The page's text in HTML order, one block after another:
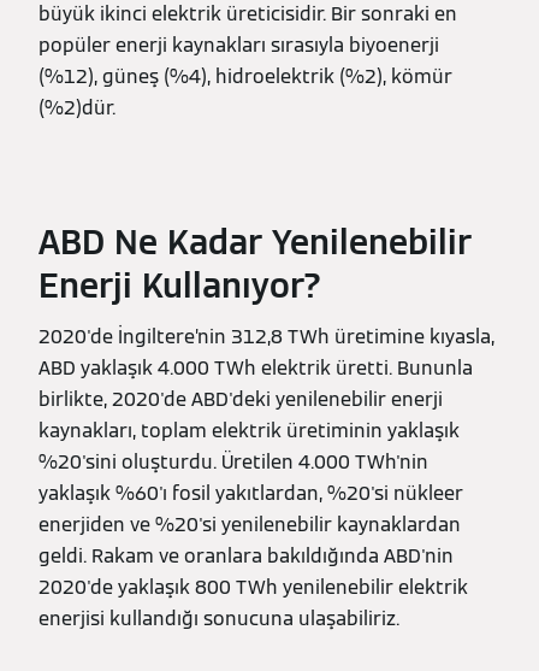
büyük ikinci elektrik üreticisidir. Bir sonraki en
popüler enerji kaynakları sırasıyla biyoenerji
(%12), güneş (%4), hidroelektrik (%2), kömür
(%2)dür.
ABD Ne Kadar Yenilenebilir
Enerji Kullanıyor?
2020'de İngiltere’nin 312,8 TWh üretimine kıyasla,
ABD yaklaşık 4.000 TWh elektrik üretti. Bununla
birlikte, 2020'de ABD'deki yenilenebilir enerji
kaynakları, toplam elektrik üretiminin yaklaşık
%20'sini oluşturdu. Üretilen 4.000 TWh'nin
yaklaşık %60'ı fosil yakıtlardan, %20'si nükleer
enerjiden ve %20'si yenilenebilir kaynaklardan
geldi. Rakam ve oranlara bakıldığında ABD'nin
2020'de yaklaşık 800 TWh yenilenebilir elektrik
enerjisi kullandığı sonucuna ulaşabiliriz.